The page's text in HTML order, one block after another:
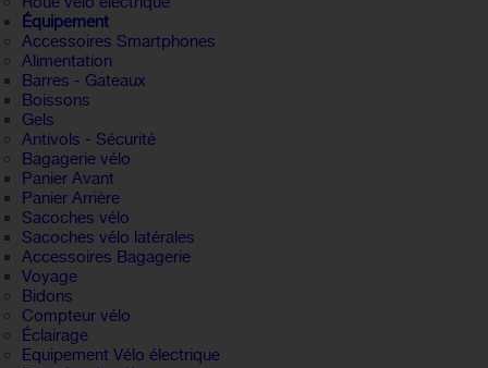
Équipement
Accessoires Smartphones
Alimentation
Barres - Gateaux
Boissons
Gels
Antivols - Sécurité
Bagagerie vélo
Panier Avant
Panier Arrière
Sacoches vélo
Sacoches vélo latérales
Accessoires Bagagerie
Voyage
Bidons
Compteur vélo
Éclairage
Equipement Vélo électrique